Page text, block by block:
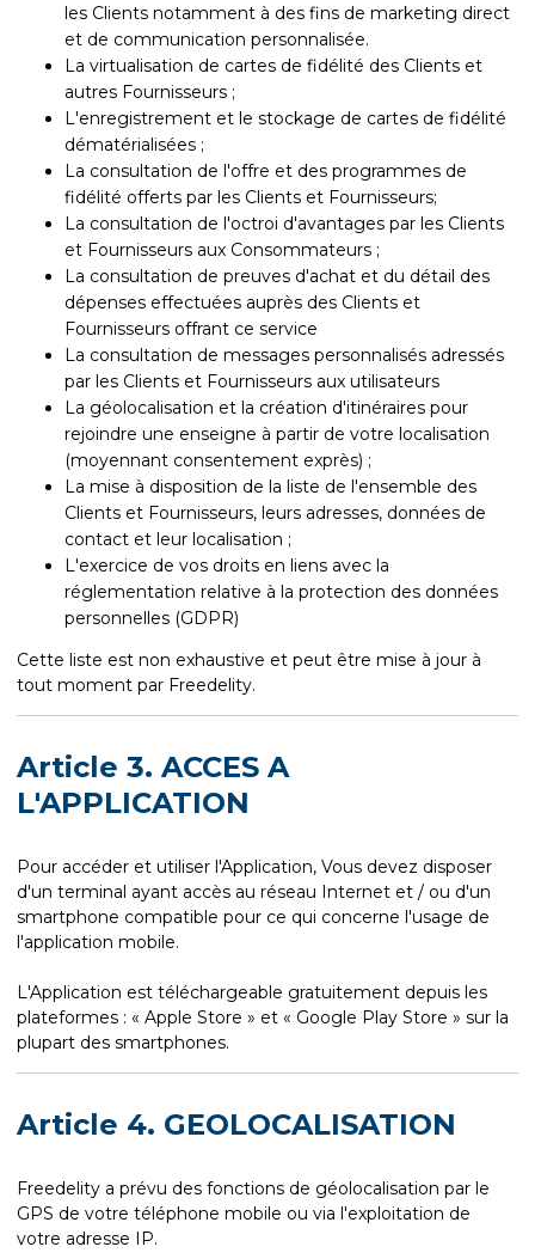
les Clients notamment à des fins de marketing direct
et de communication personnalisée.
La virtualisation de cartes de fidélité des Clients et
autres Fournisseurs ;
L'enregistrement et le stockage de cartes de fidélité
dématérialisées ;
La consultation de l'offre et des programmes de
fidélité offerts par les Clients et Fournisseurs;
La consultation de l'octroi d'avantages par les Clients
et Fournisseurs aux Consommateurs ;
La consultation de preuves d'achat et du détail des
dépenses effectuées auprès des Clients et
Fournisseurs offrant ce service
La consultation de messages personnalisés adressés
par les Clients et Fournisseurs aux utilisateurs
La géolocalisation et la création d'itinéraires pour
rejoindre une enseigne à partir de votre localisation
(moyennant consentement exprès) ;
La mise à disposition de la liste de l'ensemble des
Clients et Fournisseurs, leurs adresses, données de
contact et leur localisation ;
L'exercice de vos droits en liens avec la
réglementation relative à la protection des données
personnelles (GDPR)
Cette liste est non exhaustive et peut être mise à jour à
tout moment par Freedelity.
Article 3. ACCES A
L'APPLICATION
Pour accéder et utiliser l'Application, Vous devez disposer
d'un terminal ayant accès au réseau Internet et / ou d'un
smartphone compatible pour ce qui concerne l'usage de
l'application mobile.
L'Application est téléchargeable gratuitement depuis les
plateformes : « Apple Store » et « Google Play Store » sur la
plupart des smartphones.
Article 4. GEOLOCALISATION
Freedelity a prévu des fonctions de géolocalisation par le
GPS de votre téléphone mobile ou via l'exploitation de
votre adresse IP.